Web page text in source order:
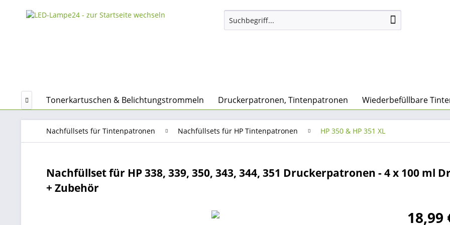
Tonerkartuschen & Belichtungstrommeln Druckerpatronen, Tintenpatronen Wiederbefüllbare

Nachfüllsets für Tintenpatronen Nachfüllsets für HP Tintenpatronen HP 350 & HP 351 XL
Nachfüllset für HP 338, 339, 350, 343, 344, 351 Druckerpatronen - 4 x 100 ml
+ Zubehör
18,99